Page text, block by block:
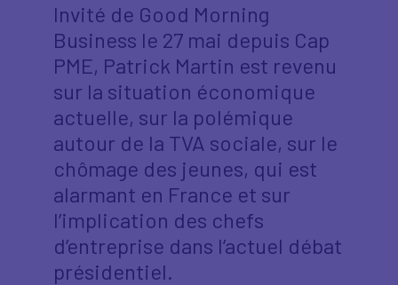
Invité de Good Morning
Business le 27 mai depuis Cap
PME, Patrick Martin est revenu
sur la situation économique
actuelle, sur la polémique
autour de la TVA sociale, sur le
chômage des jeunes, qui est
alarmant en France et sur
l’implication des chefs
d’entreprise dans l’actuel débat
présidentiel.